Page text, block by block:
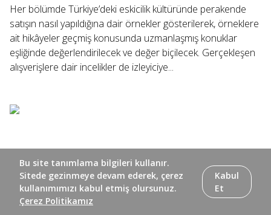
Her bölümde Türkiye’deki eskicilik kültüründe perakende
satışın nasıl yapıldığına dair örnekler gösterilerek, örneklere
ait hikâyeler geçmiş konusunda uzmanlaşmış konuklar
eşliğinde değerlendirilecek ve değer biçilecek. Gerçekleşen
alışverişlere dair incelikler de izleyiciye...
Bu site tanımlama bilgileri kullanır.
Sitede gezinmeye devam ederek, çerez
kullanımımızı kabul etmiş olursunuz.
Çerez Politikamız
Kabul
Et